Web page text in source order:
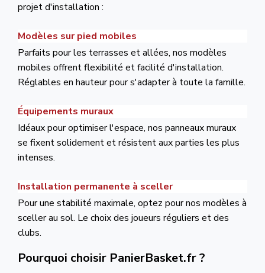
projet d'installation :
Modèles sur pied mobiles
Parfaits pour les terrasses et allées, nos modèles
mobiles offrent flexibilité et facilité d'installation.
Réglables en hauteur pour s'adapter à toute la famille.
Équipements muraux
Idéaux pour optimiser l'espace, nos panneaux muraux
se fixent solidement et résistent aux parties les plus
intenses.
Installation permanente à sceller
Pour une stabilité maximale, optez pour nos modèles à
sceller au sol. Le choix des joueurs réguliers et des
clubs.
Pourquoi choisir PanierBasket.fr ?